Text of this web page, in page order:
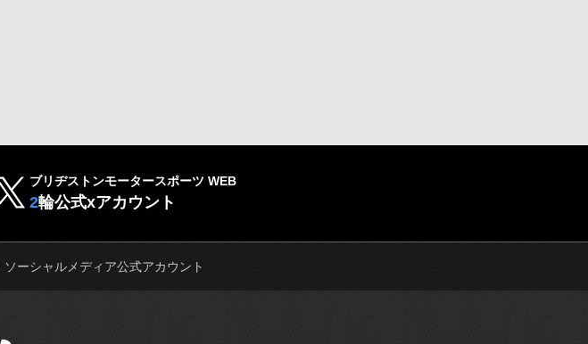
ブリヂストンモータースポーツ WEB
2輪公式xアカウント
ソーシャルメディア公式アカウント